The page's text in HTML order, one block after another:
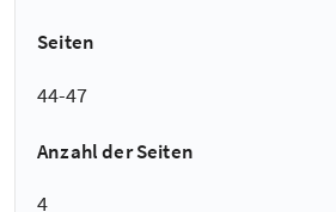
Seiten
44-47
Anzahl der Seiten
4